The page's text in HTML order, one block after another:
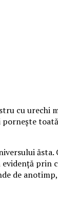
cu urechi
ăsta.
evidență prin
de